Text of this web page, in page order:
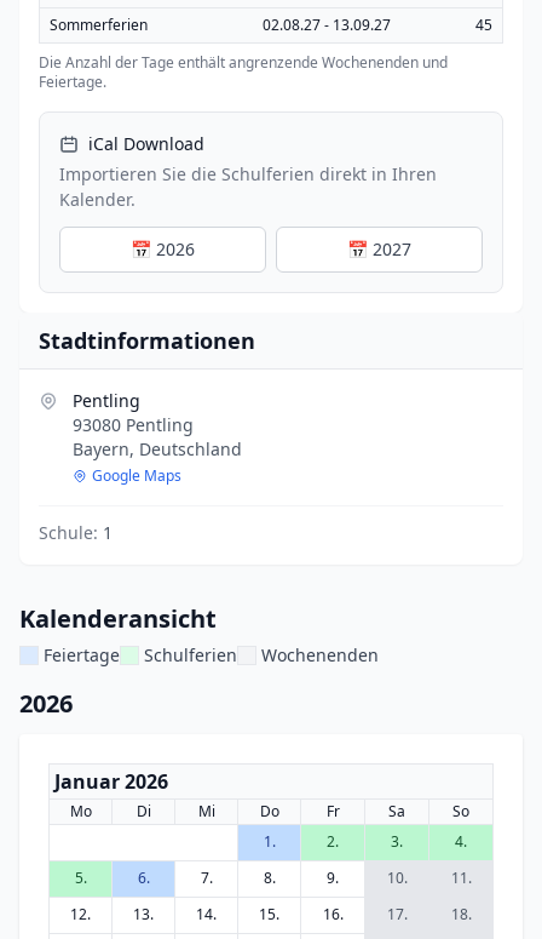
Sommerferien 02.08.27 - 13.09.27
45
Die Anzahl der Tage enthält angrenzende Wochenenden und
Feiertage.
iCal Download
Importieren Sie die Schulferien direkt in Ihren
Kalender.
📅 2026 📅 2027
Stadtinformationen
Pentling
93080 Pentling
Bayern, Deutschland
Google Maps
Schule: 1
Kalenderansicht
Feiertage Schulferien Wochenenden
2026
Januar 2026
Mo Di Mi Do Fr Sa
So
1.
2. 3.
4.
5.
6. 7. 8. 9. 10.
11.
12.
13. 14. 15. 16. 17.
18.